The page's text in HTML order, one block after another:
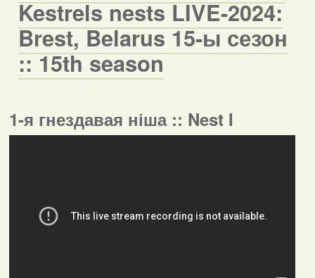
Kestrels nests LIVE-2024:
Brest, Belarus 15-ы сезон
:: 15th season
1-я гнездавая ніша :: Nest I